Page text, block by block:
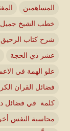
المساهمين
خطب الشيخ جميل
شرح كتاب الرحيق
عشر ذي الحجة
علو الهمة في
فضائل القران
كلمة في فضائل
محاسبة النفس